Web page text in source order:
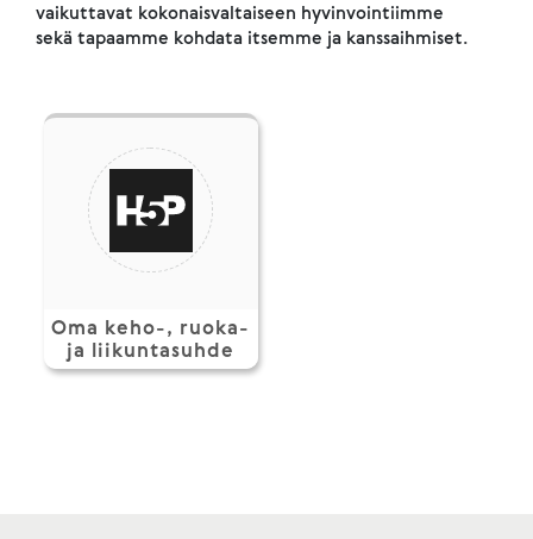
vaikuttavat kokonaisvaltaiseen hyvinvointiimme
sekä tapaamme kohdata itsemme ja kanssaihmiset.
Oma keho-, ruoka-
ja liikuntasuhde